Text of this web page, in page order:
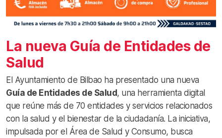
La nueva Guía de Entidades de
Salud
El Ayuntamiento de Bilbao ha presentado una nueva
Guía de Entidades de Salud, una herramienta digital
que reúne más de 70 entidades y servicios relacionados
con la salud y el bienestar de la ciudadanía. La iniciativa,
impulsada por el Área de Salud y Consumo, busca